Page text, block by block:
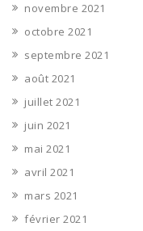
novembre 2021
octobre 2021
septembre 2021
août 2021
juillet 2021
juin 2021
mai 2021
avril 2021
mars 2021
février 2021